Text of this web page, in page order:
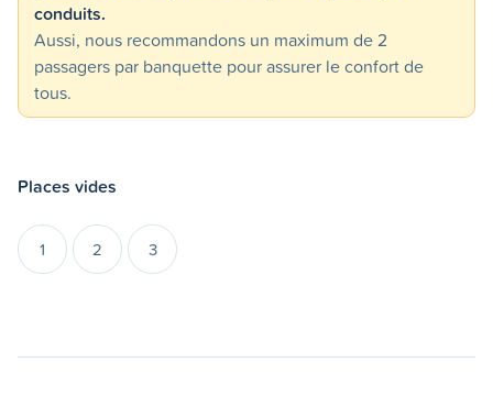
conduits.
Aussi, nous recommandons un maximum de 2
passagers par banquette pour assurer le confort de
tous.
Places vides
1 2 3